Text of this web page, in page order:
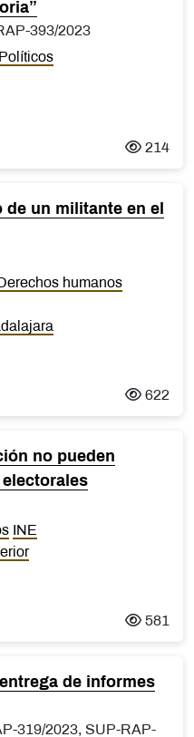
393/2023
214
un militante en el
humanos
622
no pueden
INE
581
de informes
319/2023, SUP-RAP-